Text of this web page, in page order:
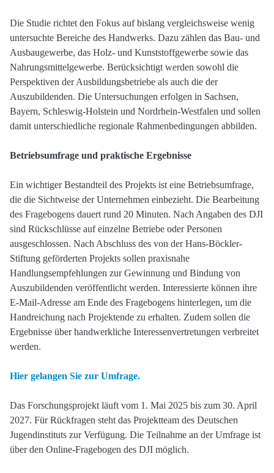
Die Studie richtet den Fokus auf bislang vergleichsweise wenig
untersuchte Bereiche des Handwerks. Dazu zählen das Bau- und
Ausbaugewerbe, das Holz- und Kunststoffgewerbe sowie das
Nahrungsmittelgewerbe. Berücksichtigt werden sowohl die
Perspektiven der Ausbildungsbetriebe als auch die der
Auszubildenden. Die Untersuchungen erfolgen in Sachsen,
Bayern, Schleswig-Holstein und Nordrhein-Westfalen und sollen
damit unterschiedliche regionale Rahmenbedingungen abbilden.
Betriebsumfrage und praktische Ergebnisse
Ein wichtiger Bestandteil des Projekts ist eine Betriebsumfrage,
die die Sichtweise der Unternehmen einbezieht. Die Bearbeitung
des Fragebogens dauert rund 20 Minuten. Nach Angaben des DJI
sind Rückschlüsse auf einzelne Betriebe oder Personen
ausgeschlossen. Nach Abschluss des von der Hans-Böckler-
Stiftung geförderten Projekts sollen praxisnahe
Handlungsempfehlungen zur Gewinnung und Bindung von
Auszubildenden veröffentlicht werden. Interessierte können ihre
E-Mail-Adresse am Ende des Fragebogens hinterlegen, um die
Handreichung nach Projektende zu erhalten. Zudem sollen die
Ergebnisse über handwerkliche Interessenvertretungen verbreitet
werden.
Hier gelangen Sie zur Umfrage.
Das Forschungsprojekt läuft vom 1. Mai 2025 bis zum 30. April
2027. Für Rückfragen steht das Projektteam des Deutschen
Jugendinstituts zur Verfügung. Die Teilnahme an der Umfrage ist
über den Online-Fragebogen des DJI möglich.